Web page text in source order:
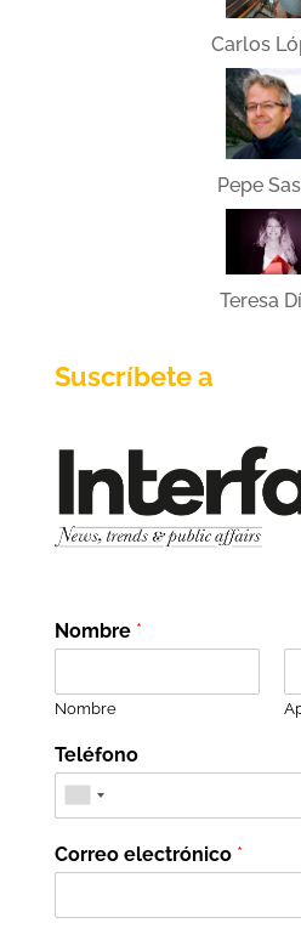
Carlos
Pepe
Teresa
Suscríbete a
Nombre *
Nombre
Teléfono
Correo electrónico *